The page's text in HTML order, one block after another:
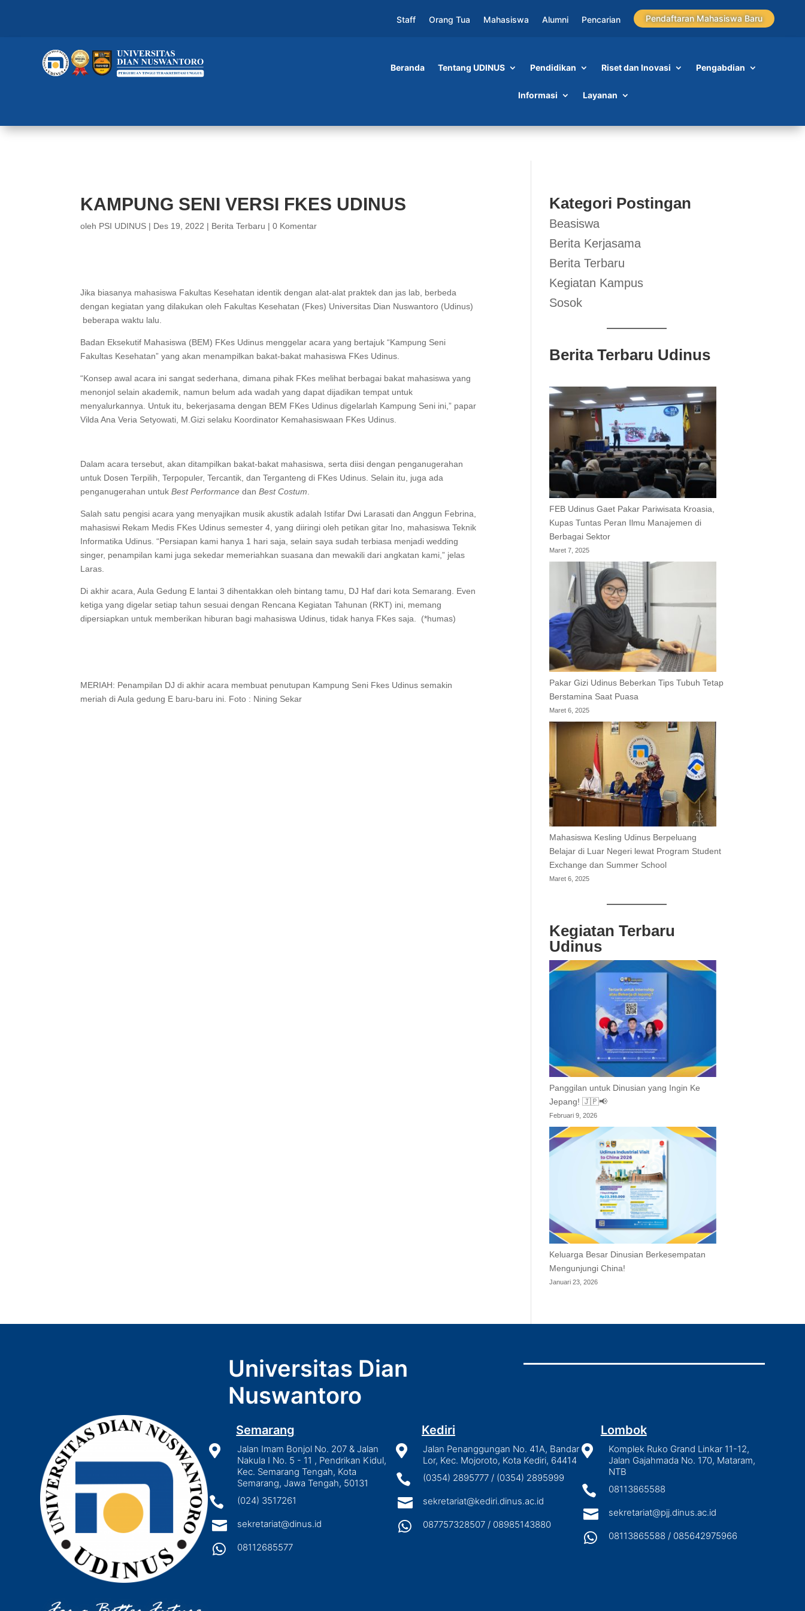
Staff Orang Tua Mahasiswa Alumni Pencarian Pendaftaran Mahasiswa Baru
Beranda Tentang UDINUS Pendidikan Riset dan Inovasi Pengabdian
Informasi Layanan
KAMPUNG SENI VERSI FKES UDINUS
oleh PSI UDINUS | Des 19, 2022 | Berita Terbaru |0 Komentar
Jika biasanya mahasiswa Fakultas Kesehatan identik dengan alat-alat praktek dan jas lab, berbeda
dengan kegiatan yang dilakukan oleh Fakultas Kesehatan (Fkes) Universitas Dian Nuswantoro (Udinus)
beberapa waktu lalu.
Badan Eksekutif Mahasiswa (BEM) FKes Udinus menggelar acara yang bertajuk “Kampung Seni
Fakultas Kesehatan” yang akan menampilkan bakat-bakat mahasiswa FKes Udinus.
“Konsep awal acara ini sangat sederhana, dimana pihak FKes melihat berbagai bakat mahasiswa yang
menonjol selain akademik, namun belum ada wadah yang dapat dijadikan tempat untuk
menyalurkannya. Untuk itu, bekerjasama dengan BEM FKes Udinus digelarlah Kampung Seni ini,” papar
Vilda Ana Veria Setyowati, M.Gizi selaku Koordinator Kemahasiswaan FKes Udinus.
Dalam acara tersebut, akan ditampilkan bakat-bakat mahasiswa, serta diisi dengan penganugerahan
untuk Dosen Terpilih, Terpopuler, Tercantik, dan Terganteng di FKes Udinus. Selain itu, juga ada
penganugerahan untukBest Performance danBest Costum
Salah satu pengisi acara yang menyajikan musik akustik adalah Istifar Dwi Larasati dan Anggun Febrina,
mahasiswi Rekam Medis FKes Udinus semester 4, yang diiringi oleh petikan gitar Ino, mahasiswa Teknik
Informatika Udinus. “Persiapan kami hanya 1 hari saja, selain saya sudah terbiasa menjadi wedding
singer, penampilan kami juga sekedar memeriahkan suasana dan mewakili dari angkatan kami,” jelas
Laras.
Di akhir acara, Aula Gedung E lantai 3 dihentakkan oleh bintang tamu, DJ Haf dari kota Semarang. Even
ketiga yang digelar setiap tahun sesuai dengan Rencana Kegiatan Tahunan (RKT) ini, memang
dipersiapkan untuk memberikan hiburan bagi mahasiswa Udinus, tidak hanya FKes saja. (*humas)
MERIAH: Penampilan DJ di akhir acara membuat penutupan Kampung Seni Fkes Udinus semakin
meriah di Aula gedung E baru-baru ini. Foto : Nining Sekar
Kategori Postingan
Beasiswa
Berita Kerjasama
Berita Terbaru
Kegiatan Kampus
Sosok
Berita Terbaru Udinus
FEB Udinus Gaet Pakar Pariwisata Kroasia,
Kupas Tuntas Peran Ilmu Manajemen di
Berbagai Sektor
Maret 7, 2025
Pakar Gizi Udinus Beberkan Tips Tubuh Tetap
Berstamina Saat Puasa
Maret 6, 2025
Mahasiswa Kesling Udinus Berpeluang
Belajar di Luar Negeri lewat Program Student
Exchange dan Summer School
Maret 6, 2025
Kegiatan Terbaru
Udinus
Panggilan untuk Dinusian yang Ingin Ke
Jepang! 🇯🇵📢
Februari 9, 2026
Keluarga Besar Dinusian Berkesempatan
Mengunjungi China!
Januari 23, 2026
Universitas Dian
Nuswantoro
Semarang

Jalan Imam Bonjol No. 207 & Jalan
Nakula I No. 5 - 11 , Pendrikan Kidul,
Kec. Semarang Tengah, Kota
Semarang, Jawa Tengah, 50131
 (024) 3517261
 sekretariat@dinus.id
 08112685577
Kediri

Jalan Penanggungan No. 41A, Bandar
Lor, Kec. Mojoroto, Kota Kediri, 64414
 (0354) 2895777 / (0354) 2895999
 sekretariat@kediri.dinus.ac.id
 087757328507 / 08985143880
Lombok

Komplek Ruko Grand Linkar 11-12,
Jalan Gajahmada No. 170, Mataram,
NTB
 08113865588
 sekretariat@pjj.dinus.ac.id
 08113865588 / 085642975966